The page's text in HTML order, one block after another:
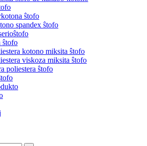
ŝtofo
spandex ŝtofo
ŝtofo
kotono miksita ŝtofo
viskoza miksita ŝtofo
poliestera ŝtofo